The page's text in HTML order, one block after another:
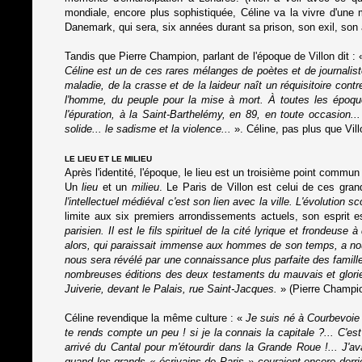
mondiale, encore plus sophistiquée, Céline va la vivre
Danemark, qui sera, six années durant sa prison, son exil,
Tandis que Pierre Champion, parlant de l'époque de Villon dit :
Céline est un de ces rares mélanges de poètes et de
maladie, de la crasse et de la laideur naît un réquisitoire
l'homme, du peuple pour la mise à mort. À toutes les
l'épuration, à la Saint-Barthelémy, en 89, en toute
solide... le sadisme et la violence...
». Céline, pas plus que
LE LIEU ET LE MILIEU
Après l'identité, l'époque, le lieu est un troisième point
Unlieu et un milieu. Le Paris de Villon est celui de ces
l'intellectuel médiéval c'est son lien avec la ville. L'évolution
limite aux six premiers arrondissements actuels, son
parisien. Il est le fils spirituel de la cité lyrique et frondeuse
alors, qui paraissait immense aux hommes de son temps, a
nous sera révélé par une connaissance plus parfaite des
nombreuses éditions des deux testaments du mauvais et
Juiverie, devant le Palais, rue Saint-Jacques. » (Pierre
Céline revendique la même culture : «Je suis né à
te rends compte un peu ! si je la connais la capitale ?...
arrivé du Cantal pour m'étourdir dans la Grande Roue !...